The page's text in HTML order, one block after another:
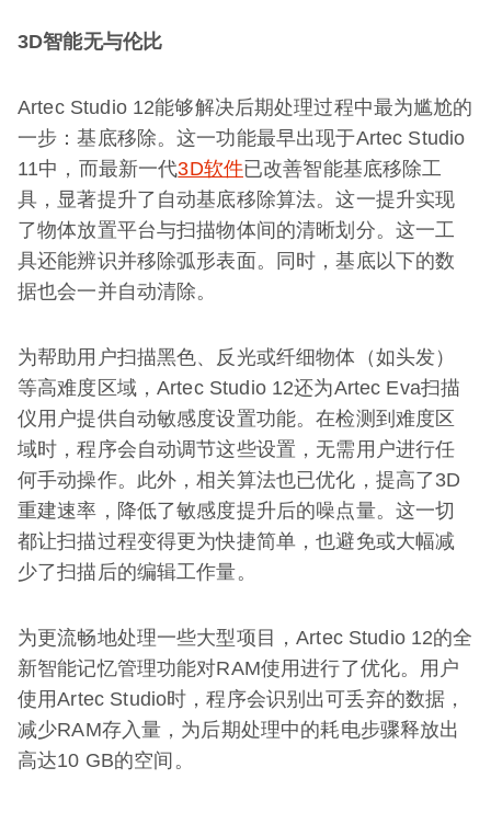
3D智能无与伦比
Artec Studio 12能够解决后期处理过程中最为尴尬的
一步：基底移除。这一功能最早出现于Artec Studio
11中，而最新一代3D软件已改善智能基底移除工
具，显著提升了自动基底移除算法。这一提升实现
了物体放置平台与扫描物体间的清晰划分。这一工
具还能辨识并移除弧形表面。同时，基底以下的数
据也会一并自动清除。
为帮助用户扫描黑色、反光或纤细物体（如头发）
等高难度区域，Artec Studio 12还为Artec Eva扫描
仪用户提供自动敏感度设置功能。在检测到难度区
域时，程序会自动调节这些设置，无需用户进行任
何手动操作。此外，相关算法也已优化，提高了3D
重建速率，降低了敏感度提升后的噪点量。这一切
都让扫描过程变得更为快捷简单，也避免或大幅减
少了扫描后的编辑工作量。
为更流畅地处理一些大型项目，Artec Studio 12的全
新智能记忆管理功能对RAM使用进行了优化。用户
使用Artec Studio时，程序会识别出可丢弃的数据，
减少RAM存入量，为后期处理中的耗电步骤释放出
高达10 GB的空间。